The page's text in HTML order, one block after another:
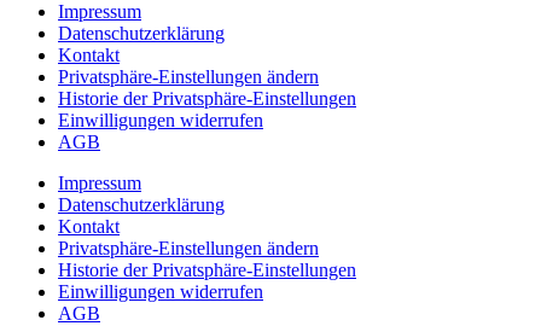
Impressum
Datenschutzerklärung
Kontakt
Privatsphäre-Einstellungen ändern
Historie der Privatsphäre-Einstellungen
Einwilligungen widerrufen
AGB
Impressum
Datenschutzerklärung
Kontakt
Privatsphäre-Einstellungen ändern
Historie der Privatsphäre-Einstellungen
Einwilligungen widerrufen
AGB